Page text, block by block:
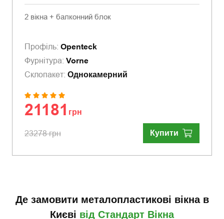
2 вікна + балконний блок
Профіль: Openteck
Фурнітура: Vorne
Склопакет: Однокамерний
21181 грн
23278 грн Купити
Де замовити металопластикові вікна в
Києві від Стандарт Вікна